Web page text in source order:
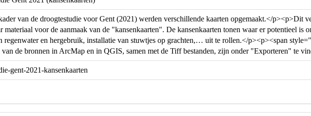
van de droogtestudie voor Gent (2021) werden verschillende kaarten opgemaakt.</p><p>Dit
materiaal voor de aanmaak van de "kansenkaarten". De kansenkaarten tonen waar er potentieel is
regenwater en hergebruik, installatie van stuwtjes op grachten,… uit te rollen.</p><p><span
van de bronnen in ArcMap en in QGIS, samen met de Tiff bestanden, zijn onder "Exporteren" te
gent-2021-kansenkaarten